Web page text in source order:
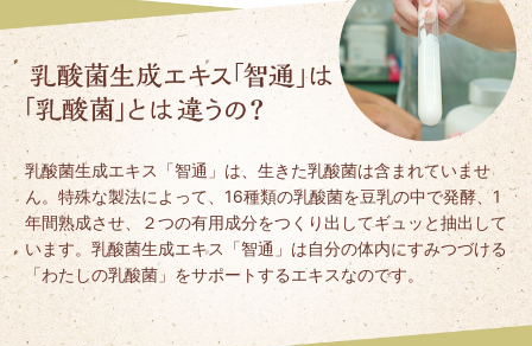
乳酸菌生成エキス「智通」は、生きた乳酸菌は含まれていませ
ん。特殊な製法によって、16種類の乳酸菌を豆乳の中で発酵、1
年間熟成させ、２つの有用成分をつくり出してギュッと抽出して
います。乳酸菌生成エキス「智通」は自分の体内にすみつづける
「わたしの乳酸菌」をサポートするエキスなのです。